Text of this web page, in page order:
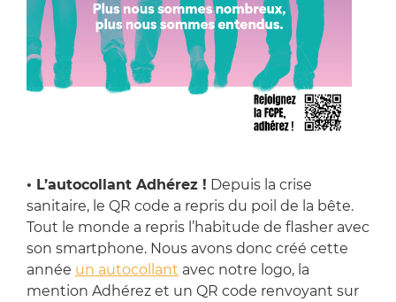
• L’autocollant Adhérez ! Depuis la crise
sanitaire, le QR code a repris du poil de la bête.
Tout le monde a repris l’habitude de flasher avec
son smartphone. Nous avons donc créé cette
année un autocollant avec notre logo, la
mention Adhérez et un QR code renvoyant sur